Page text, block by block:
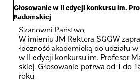
Gło­so­wa­nie w II edy­cji kon­kursu im.
Radom­skiej
Sza­nowni Pań­stwo,
W imie­niu JM Rek­tora SGGW
łecz­ność aka­de­micką do udziału w
w II edy­cji kon­kursu im. Pro­fe­sor
skiej. Gło­so­wa­nie potrwa od 1 do
roku.